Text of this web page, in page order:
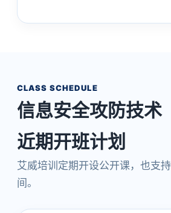
CLASS SCHEDULE
信息安全攻防技术
近期开班计划
艾威培训定期开设公开课，也支
间。